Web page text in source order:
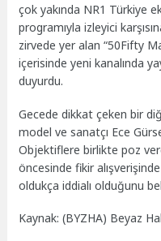
çok yakında NR1 Türkiye
programıyla izleyici
zirvede yer alan “50Fifty
içerisinde yeni kanalında
duyurdu.
Gecede dikkat çeken bir
model ve sanatçı Ece
Objektiflere birlikte poz
öncesinde fikir
oldukça iddialı olduğunu
Kaynak: (BYZHA) Beyaz